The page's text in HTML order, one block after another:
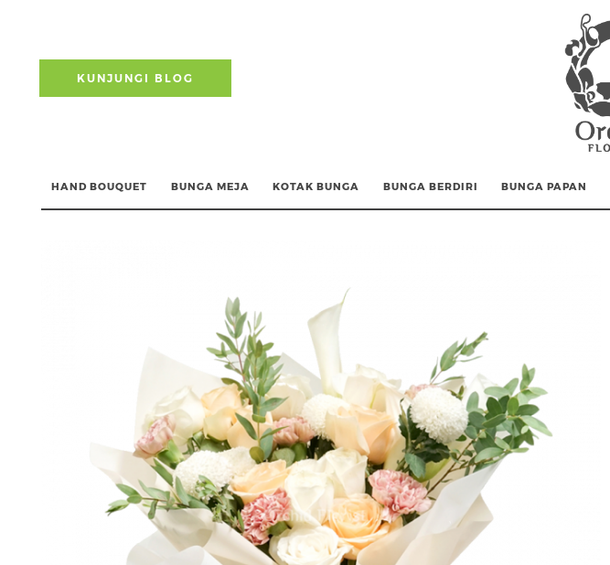
KUNJUNGI BLOG
HAND BOUQUET BUNGA MEJA KOTAK BUNGA BUNGA BERDIRI BUNGA PAPAN